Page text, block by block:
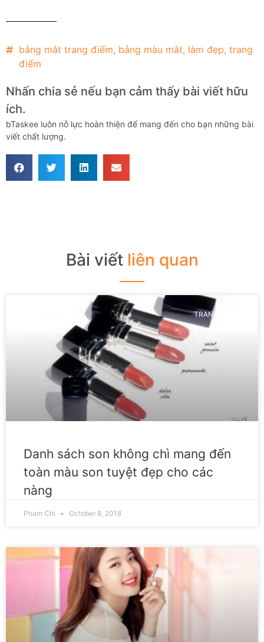
bảng mắt trang điểm, bảng màu mắt, làm đẹp, trang
điểm
Nhấn chia sẻ nếu bạn cảm thấy bài viết hữu
ích.
bTaskee luôn nỗ lực hoàn thiện để mang đến cho bạn những bài
viết chất lượng.
Bài viết liên quan
TRANG ĐIỂM
Danh sách son không chì mang đến
toàn màu son tuyệt đẹp cho các
nàng
Pham Chi October 8, 2018
TRANG ĐIỂM